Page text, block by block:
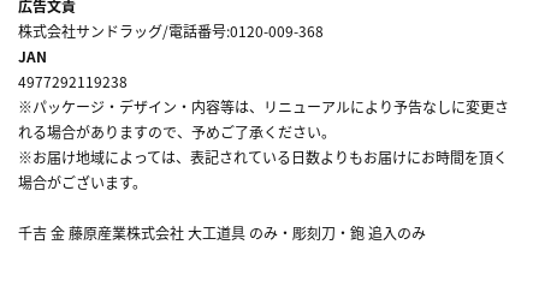
広告文責
株式会社サンドラッグ/電話番号:0120-009-368
JAN
4977292119238
※パッケージ・デザイン・内容等は、リニューアルにより予告なしに変更さ
れる場合がありますので、予めご了承ください。
※お届け地域によっては、表記されている日数よりもお届けにお時間を頂く
場合がございます。
千吉 金 藤原産業株式会社 大工道具 のみ・彫刻刀・鉋 追入のみ